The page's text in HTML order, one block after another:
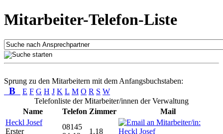
Mitarbeiter-Telefon-Liste
Sprung zu den Mitarbeitern mit dem Anfangsbuchstaben:
B E F G H J K L M O R S W
Telefonliste der Mitarbeiter/innen der Verwaltung
Name
Telefon Zimmer
Mail
Heckl Josef
Erster
08145
1.18